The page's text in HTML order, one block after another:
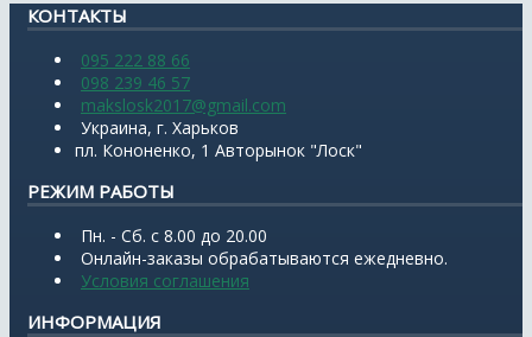
КОНТАКТЫ
095 222 88 66
098 239 46 57
makslosk2017@gmail.com
Украина, г. Харьков
пл. Кононенко, 1 Авторынок "Лоск"
РЕЖИМ РАБОТЫ
Пн. - Сб. с 8.00 до 20.00
Онлайн-заказы обрабатываются ежедневно.
Условия соглашения
ИНФОРМАЦИЯ